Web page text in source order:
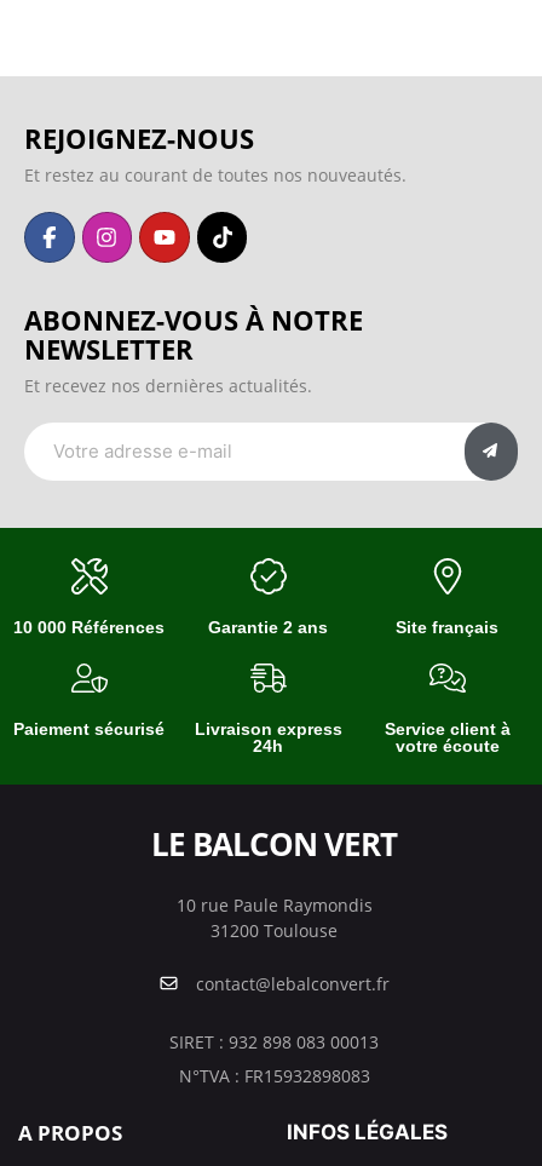
REJOIGNEZ-NOUS
Et restez au courant de toutes nos nouveautés.
ABONNEZ-VOUS À NOTRE
NEWSLETTER
Et recevez nos dernières actualités.
10 000 Références Garantie 2 ans Site français
Paiement sécurisé
Livraison express
24h
Service client à
votre écoute
LE BALCON VERT
10 rue Paule Raymondis
31200 Toulouse
contact@lebalconvert.fr
SIRET : 932 898 083 00013
N°TVA : FR15932898083
A PROPOS INFOS LÉGALES